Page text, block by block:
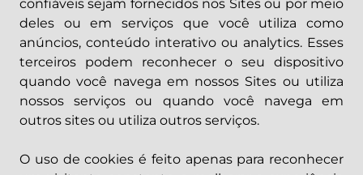
confiáveis sejam fornecidos nos Sites ou por meio
deles ou em serviços que você utiliza como
anúncios, conteúdo interativo ou analytics. Esses
terceiros podem reconhecer o seu dispositivo
quando você navega em nossos Sites ou utiliza
nossos serviços ou quando você navega em
outros sites ou utiliza outros serviços.
O uso de cookies é feito apenas para reconhecer